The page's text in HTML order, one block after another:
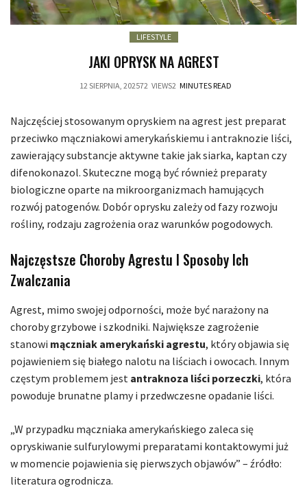
LIFESTYLE
JAKI OPRYSK NA AGREST
12 SIERPNIA, 202572 VIEWS2 MINUTES READ
Najczęściej stosowanym opryskiem na agrest jest preparat
przeciwko mączniakowi amerykańskiemu i antraknozie liści,
zawierający substancje aktywne takie jak siarka, kaptan czy
difenokonazol. Skuteczne mogą być również preparaty
biologiczne oparte na mikroorganizmach hamujących
rozwój patogenów. Dobór oprysku zależy od fazy rozwoju
rośliny, rodzaju zagrożenia oraz warunków pogodowych.
Najczęstsze Choroby Agrestu I Sposoby Ich
Zwalczania
Agrest, mimo swojej odporności, może być narażony na
choroby grzybowe i szkodniki. Największe zagrożenie
stanowi mączniak amerykański agrestu, który objawia się
pojawieniem się białego nalotu na liściach i owocach. Innym
częstym problemem jest antraknoza liści porzeczki, która
powoduje brunatne plamy i przedwczesne opadanie liści.
„W przypadku mączniaka amerykańskiego zaleca się
opryskiwanie sulfurylowymi preparatami kontaktowymi już
w momencie pojawienia się pierwszych objawów” – źródło:
literatura ogrodnicza.